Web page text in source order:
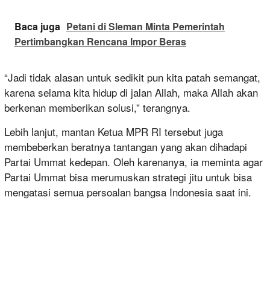
Baca juga Petani di Sleman Minta Pemerintah
Pertimbangkan Rencana Impor Beras
“Jadi tidak alasan untuk sedikit pun kita patah semangat,
karena selama kita hidup di jalan Allah, maka Allah akan
berkenan memberikan solusi,” terangnya.
Lebih lanjut, mantan Ketua MPR RI tersebut juga
membeberkan beratnya tantangan yang akan dihadapi
Partai Ummat kedepan. Oleh karenanya, ia meminta agar
Partai Ummat bisa merumuskan strategi jitu untuk bisa
mengatasi semua persoalan bangsa Indonesia saat ini.